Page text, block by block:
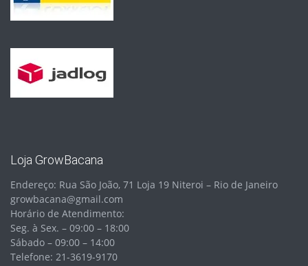
Loja GrowBacana
Endereço: Rua São João, 71 Loja 19 Niteroi – Rio de Janeiro
growbacana@gmail.com
Horário de Atendimento:
Seg. à Sex. – 09:00 – 18:00
Sábado – 09:00 – 14:00
Telefone: 21-3619-9170